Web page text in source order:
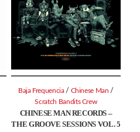
CHINESE MAN RECORDS –
THE GROOVE SESSIONS VOL. 5
Baja Frequencia / Chinese Man /
Scratch Bandits Crew